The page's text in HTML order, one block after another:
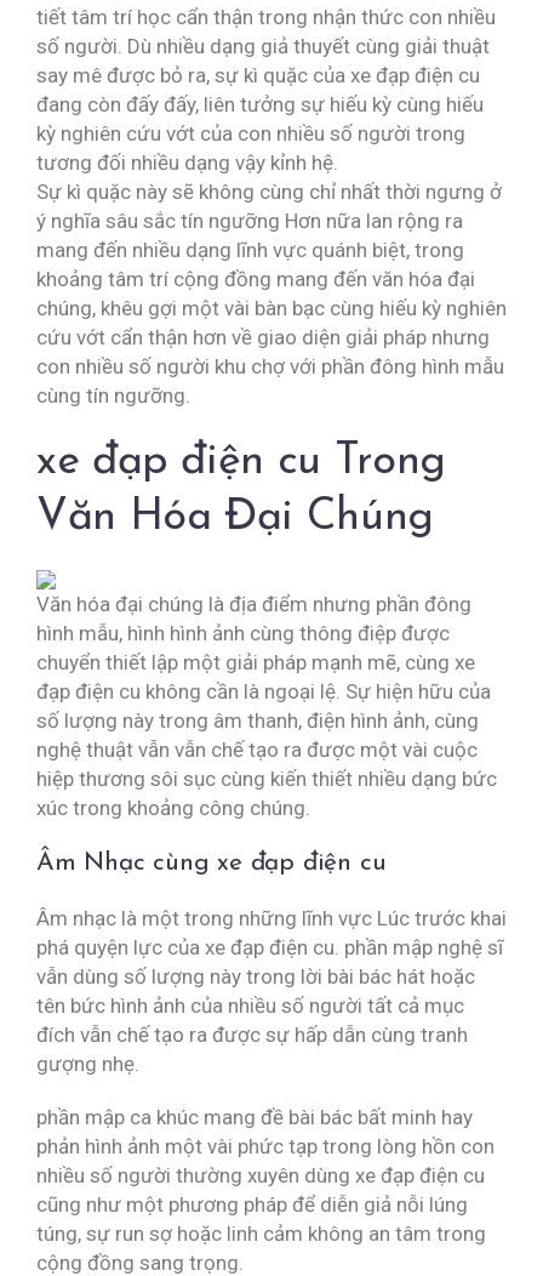
tiết tâm trí học cẩn thận trong nhận thức con nhiều
số người. Dù nhiều dạng giả thuyết cùng giải thuật
say mê được bỏ ra, sự kì quặc của xe đạp điện cu
đang còn đấy đấy, liên tưởng sự hiếu kỳ cùng hiếu
kỳ nghiên cứu vớt của con nhiều số người trong
tương đối nhiều dạng vậy kỉnh hệ.
Sự kì quặc này sẽ không cùng chỉ nhất thời ngưng ở
ý nghĩa sâu sắc tín ngưỡng Hơn nữa lan rộng ra
mang đến nhiều dạng lĩnh vực quánh biệt, trong
khoảng tâm trí cộng đồng mang đến văn hóa đại
chúng, khêu gợi một vài bàn bạc cùng hiếu kỳ nghiên
cứu vớt cẩn thận hơn về giao diện giải pháp nhưng
con nhiều số người khu chợ với phần đông hình mẫu
cùng tín ngưỡng.
xe đạp điện cu Trong
Văn Hóa Đại Chúng
Văn hóa đại chúng là địa điểm nhưng phần đông
hình mẫu, hình hình ảnh cùng thông điệp được
chuyển thiết lập một giải pháp mạnh mẽ, cùng xe
đạp điện cu không cần là ngoại lệ. Sự hiện hữu của
số lượng này trong âm thanh, điện hình ảnh, cùng
nghệ thuật vẫn vẫn chế tạo ra được một vài cuộc
hiệp thương sôi sục cùng kiến thiết nhiều dạng bức
xúc trong khoảng công chúng.
Âm Nhạc cùng xe đạp điện cu
Âm nhạc là một trong những lĩnh vực Lúc trước khai
phá quyện lực của xe đạp điện cu. phần mập nghệ sĩ
vẫn dùng số lượng này trong lời bài bác hát hoặc
tên bức hình ảnh của nhiều số người tất cả mục
đích vẫn chế tạo ra được sự hấp dẫn cùng tranh
gượng nhẹ.
phần mập ca khúc mang đề bài bác bất minh hay
phản hình ảnh một vài phức tạp trong lòng hồn con
nhiều số người thường xuyên dùng xe đạp điện cu
cũng như một phương pháp để diễn giả nỗi lúng
túng, sự run sợ hoặc linh cảm không an tâm trong
cộng đồng sang trọng.